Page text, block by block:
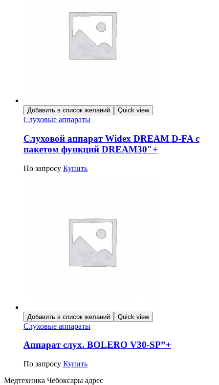
Добавить в список желаний Quick view
Слуховые аппараты
Слуховой аппарат Widex DREAM D-FA c
пакетом функций DREAM30″+
По запросу Купить
Добавить в список желаний Quick view
Слуховые аппараты
Аппарат слух. BOLERO V30-SP”+
По запросу Купить
Медтехника Чебоксары адрес